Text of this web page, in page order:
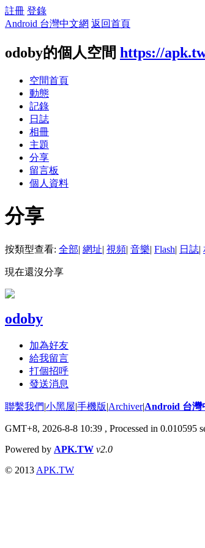
註冊 登錄
Android 台灣中文網 返回首頁
odoby的個人空間 https://
空間首頁
動態
記錄
日誌
相冊
主題
分享
留言板
個人資料
分享
按類型查看: 全部| 網址| 視頻| 音樂| Flash| 日誌|
現在還沒分享
odoby
加為好友
給我留言
打個招呼
發送消息
聯繫我們|小黑屋|手機版|Archiver|Android 台灣
GMT+8, 2026-8-8 10:39 , Processed in 0.010595
Powered by APK.TW v2.0
© 2013 APK.TW